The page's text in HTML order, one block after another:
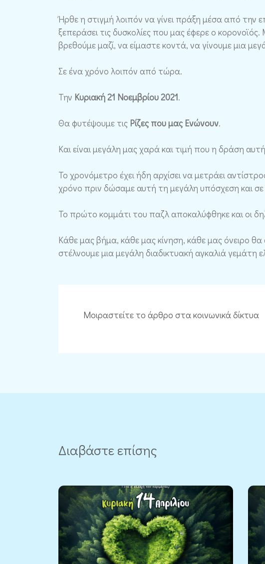
Ήρθε η στιγμή λοιπόν να γίνει πράξη μέσα από την
ξεπεράσει τις δυσκολίες που μας έφερε ο
βρεθούμε μαζί, να είμαστε κοντά, να γίνουμε μια
Σε ένα χρόνο λοιπόν από τώρα.
Την Κυριακή 21 Νοεμβρίου 2021.
Θα φυτέψουμε τις Ρίζες που μας Ενώνουν.
Και είναι μεγάλη μας χαρά και τιμή που η δράση αυτή
Το χρονόμετρο έχει ήδη αρχίσει να μετράει
χρόνο πριν δώσαμε αυτή τη μεγάλη υπόσχεση και
Το πρώτο κομμάτι του παζλ αποκαλύφθηκε και οι
Κάθε μας βήμα, κάθε μας κίνηση, κάθε μας όνειρο θα
στέλνουμε μια μεγάλη διαδικτυακή αγκαλιά γεμάτη
Μοιραστείτε το άρθρο στα κοινωνικά δίκτυα
Διαβάστε επίσης